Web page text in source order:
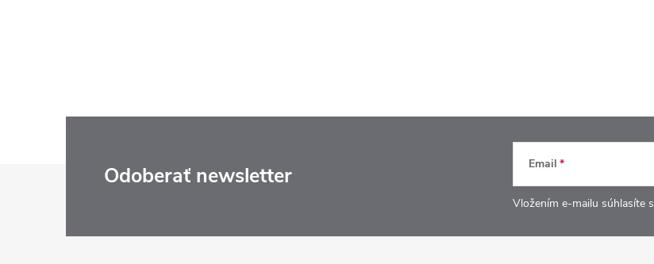
Odoberať newsletter Email
Vložením e-mailu súhlasíte s